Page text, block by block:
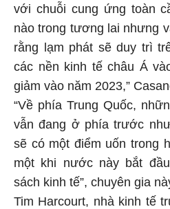
với chuỗi cung ứng toàn
nào trong tương lai nhưng
rằng lạm phát sẽ duy trì
các nền kinh tế châu Á
giảm vào năm 2023,”
“Về phía Trung Quốc,
vẫn đang ở phía trước
sẽ có một điểm uốn trong
một khi nước này bắt
sách kinh tế”, chuyên gia
Tim Harcourt, nhà kinh tế